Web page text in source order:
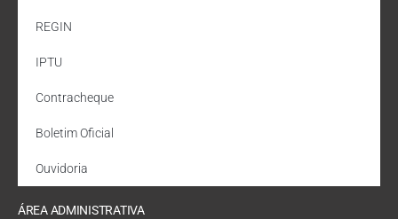
REGIN
IPTU
Contracheque
Boletim Oficial
Ouvidoria
ÁREA ADMINISTRATIVA